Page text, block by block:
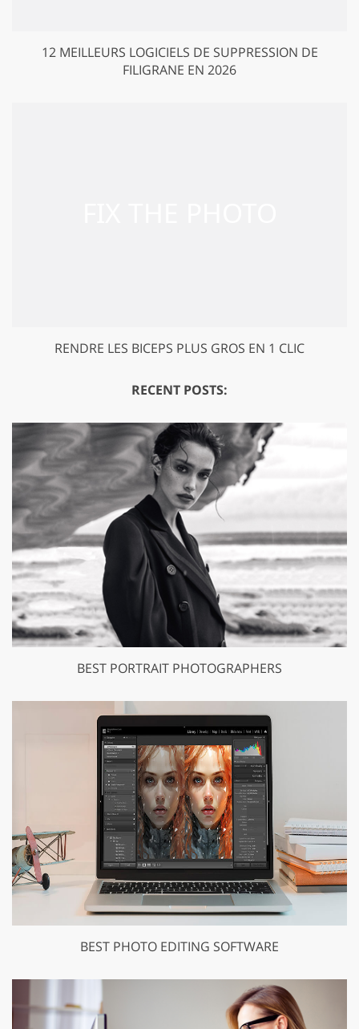
12 MEILLEURS LOGICIELS DE SUPPRESSION DE
FILIGRANE EN 2026
RENDRE LES BICEPS PLUS GROS EN 1 CLIC
RECENT POSTS:
BEST PORTRAIT PHOTOGRAPHERS
BEST PHOTO EDITING SOFTWARE